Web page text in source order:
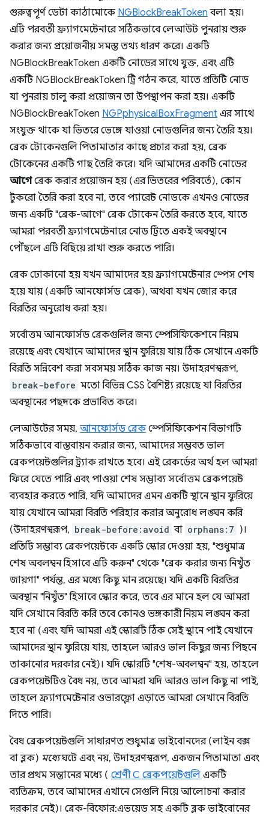
গুরুত্বপূর্ণ ডেটা কাঠামোকে NGBlockBreakToken বলা হয়।
এটি পরবর্তী ফ্র্যাগমেন্টেনারে সঠিকভাবে লেআউট পুনরায় শুরু
করার জন্য প্রয়োজনীয় সমস্ত তথ্য ধারণ করে। একটি
NGBlockBreakToken একটি নোডের সাথে যুক্ত, এবং এটি
একটি NGBlockBreakToken ট্রি গঠন করে, যাতে প্রতিটি নোড
যা পুনরায় চালু করা প্রয়োজন তা উপস্থাপন করা হয়। একটি
NGBlockBreakToken NGPphysicalBoxFragment এর সাথে
সংযুক্ত থাকে যা ভিতরে ভেঙ্গে যাওয়া নোডগুলির জন্য তৈরি হয়।
ব্রেক টোকেনগুলি পিতামাতার কাছে প্রচার করা হয়, ব্রেক
টোকেনের একটি গাছ তৈরি করে। যদি আমাদের একটি নোডের
আগেব্রেক করার প্রয়োজন হয় (এর ভিতরের পরিবর্তে), কোন
টুকরো তৈরি করা হবে না, তবে প্যারেন্ট নোডকে এখনও নোডের
জন্য একটি "ব্রেক-আগে" ব্রেক টোকেন তৈরি করতে হবে, যাতে
আমরা পরবর্তী ফ্র্যাগমেন্টেনারে নোড ট্রিতে একই অবস্থানে
পৌঁছলে এটি বিছিয়ে রাখা শুরু করতে পারি।
ব্রেক ঢোকানো হয় যখন আমাদের হয় ফ্র্যাগমেন্টেনার স্পেস শেষ
হয়ে যায় (একটি আনফোর্সড ব্রেক), অথবা যখন জোর করে
বিরতির অনুরোধ করা হয়।
সর্বোত্তম আনফোর্সড ব্রেকগুলির জন্য স্পেসিফিকেশনে নিয়ম
রয়েছে এবং যেখানে আমাদের স্থান ফুরিয়ে যায় ঠিক সেখানে একটি
বিরতি সন্নিবেশ করা সবসময় সঠিক কাজ নয়। উদাহরণস্বরূপ,
break-before মতো বিভিন্ন CSS বৈশিষ্ট্য রয়েছে যা বিরতির
অবস্থানের পছন্দকে প্রভাবিত করে।
লেআউটের সময়, আনফোর্সড ব্রেকস্পেসিফিকেশন বিভাগটি
সঠিকভাবে বাস্তবায়ন করার জন্য, আমাদের সম্ভবত ভাল
ব্রেকপয়েন্টগুলির ট্র্যাক রাখতে হবে। এই রেকর্ডের অর্থ হল আমরা
ফিরে যেতে পারি এবং পাওয়া শেষ সম্ভাব্য সর্বোত্তম ব্রেকপয়েন্ট
ব্যবহার করতে পারি, যদি আমাদের এমন একটি স্থানে স্থান ফুরিয়ে
যায় যেখানে আমরা বিরতি পরিহার করার অনুরোধ লঙ্ঘন করি
(উদাহরণস্বরূপ, break-before:avoid বা orphans:7 )।
প্রতিটি সম্ভাব্য ব্রেকপয়েন্টকে একটি স্কোর দেওয়া হয়, "শুধুমাত্র
শেষ অবলম্বন হিসাবে এটি করুন" থেকে "ব্রেক করার জন্য নিখুঁত
জায়গা" পর্যন্ত, এর মধ্যে কিছু মান রয়েছে। যদি একটি বিরতির
অবস্থান "নিখুঁত" হিসাবে স্কোর করে, তবে এর মানে হল যে আমরা
যদি সেখানে বিরতি করি তবে কোনও ভঙ্গকারী নিয়ম লঙ্ঘন করা
হবে না (এবং যদি আমরা এই স্কোরটি ঠিক সেই স্থানে পাই যেখানে
আমাদের স্থান ফুরিয়ে যায়, তাহলে আরও ভাল কিছুর জন্য পিছনে
তাকানোর দরকার নেই)। যদি স্কোরটি "শেষ-অবলম্বন" হয়, তাহলে
ব্রেকপয়েন্টটিও বৈধ নয়, তবে আমরা যদি আরও ভাল কিছু না পাই,
তাহলে ফ্র্যাগমেন্টেনার ওভারফ্লো এড়াতে আমরা সেখানে বিরতি
দিতে পারি।
বৈধ ব্রেকপয়েন্টগুলি সাধারণত শুধুমাত্র ভাইবোনদের (লাইন বক্স
বা ব্লক) মধ্যেঘটে এবং নয়, উদাহরণস্বরূপ, একজন পিতামাতা এবং
তার প্রথম সন্তানের মধ্যে ( শ্রেণী C ব্রেকপয়েন্টগুলি একটি
ব্যতিক্রম, তবে আমাদের এখানে সেগুলি নিয়ে আলোচনা করার
দরকার নেই)। ব্রেক-বিফোর:এভয়েড সহ একটি ব্লক ভাইবোনের